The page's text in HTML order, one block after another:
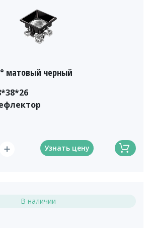
матовый черный
Узнать цену
В наличии